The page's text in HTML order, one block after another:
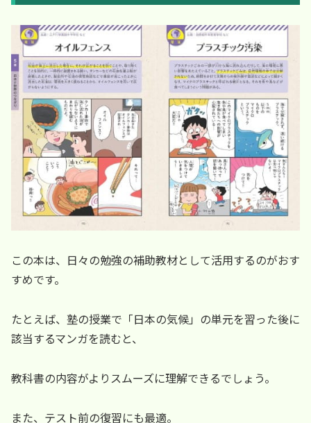
この本は、日々の勉強の補助教材として活用するのがおす
すめです。
たとえば、塾の授業で「日本の気候」の単元を習った後に
該当するマンガを読むと、
教科書の内容がよりスムーズに理解できるでしょう。
また、テスト前の復習にも最適。